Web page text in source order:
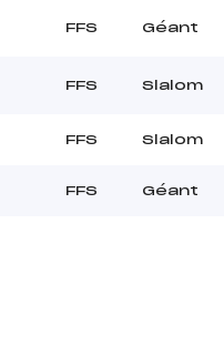
FFS Géant
FFS Slalom
FFS Slalom
FFS Géant